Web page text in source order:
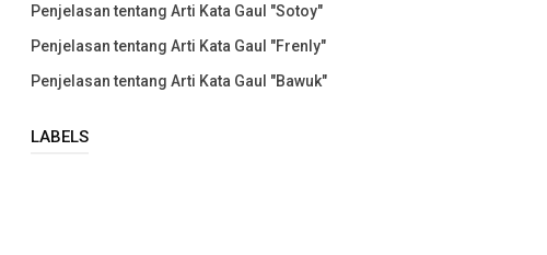
Penjelasan tentang Arti Kata Gaul "Sotoy"
Penjelasan tentang Arti Kata Gaul "Frenly"
Penjelasan tentang Arti Kata Gaul "Bawuk"
LABELS